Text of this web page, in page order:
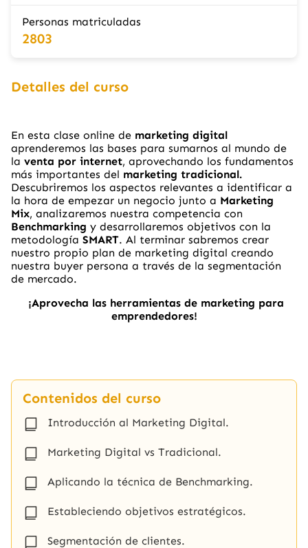
Personas matriculadas
2803
Detalles del curso
En esta clase online de marketing digital
aprenderemos las bases para sumarnos al mundo de
la venta por internet, aprovechando los fundamentos
más importantes del marketing tradicional.
Descubriremos los aspectos relevantes a identificar a
la hora de empezar un negocio junto a Marketing
Mix, analizaremos nuestra competencia con
Benchmarking y desarrollaremos objetivos con la
metodología SMART. Al terminar sabremos crear
nuestro propio plan de marketing digital creando
nuestra buyer persona a través de la segmentación
de mercado.
¡Aprovecha las herramientas de marketing para
emprendedores!
Contenidos del curso
Introducción al Marketing Digital.
Marketing Digital vs Tradicional.
Aplicando la técnica de Benchmarking.
Estableciendo objetivos estratégicos.
Segmentación de clientes.